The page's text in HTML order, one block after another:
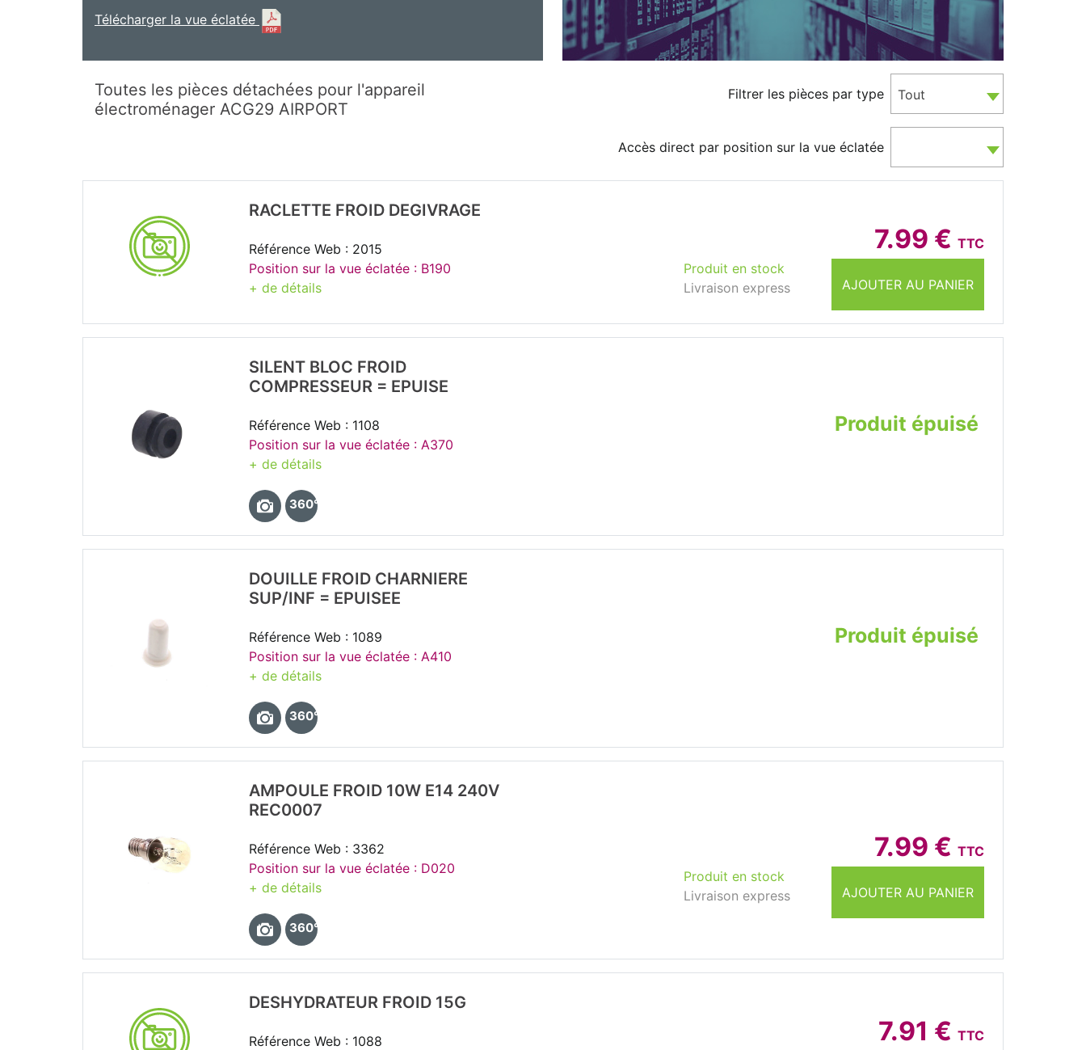
Télécharger la vue éclatée
Toutes les pièces détachées pour l'appareil
électroménager ACG29 AIRPORT
Filtrer les pièces par type Tout
Accès direct par position sur la vue éclatée
7.99 € TTC
AJOUTER AU PANIER
Produit en stock
Livraison express
RACLETTE FROID DEGIVRAGE
Référence Web : 2015
Position sur la vue éclatée : B190
+ de détails
Produit épuisé
SILENT BLOC FROID
COMPRESSEUR = EPUISE
Référence Web : 1108
Position sur la vue éclatée : A370
+ de détails
360°
Produit épuisé
DOUILLE FROID CHARNIERE
SUP/INF = EPUISEE
Référence Web : 1089
Position sur la vue éclatée : A410
+ de détails
360°
7.99 € TTC
AJOUTER AU PANIER
Produit en stock
Livraison express
AMPOULE FROID 10W E14 240V
REC0007
Référence Web : 3362
Position sur la vue éclatée : D020
+ de détails
360°
7.91 € TTC
DESHYDRATEUR FROID 15G
Référence Web : 1088